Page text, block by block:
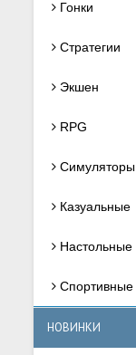
Гонки
Стратегии
Экшен
RPG
Симуляторы
Казуальные
Настольные
Спортивные
НОВИНКИ